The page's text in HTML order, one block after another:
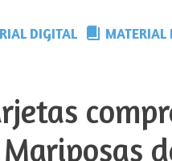
DIGITAL MATERIAL